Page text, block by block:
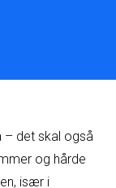
– det skal også
og hårde
især i